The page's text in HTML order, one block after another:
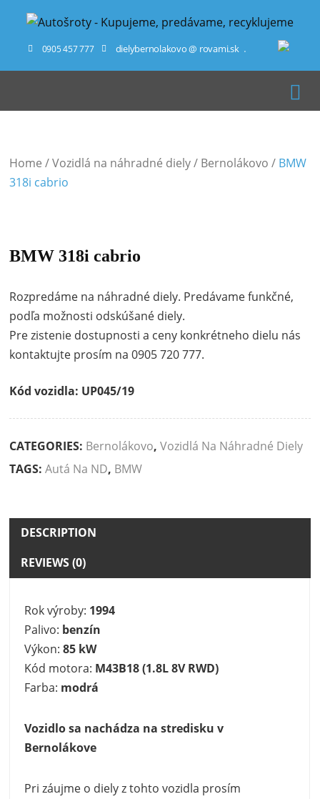
0905 457 777 dielybernolakovo @ rovami.sk
Home /Vozidlá na náhradné diely/ Bernolákovo / BMW
318i cabrio
BMW 318i cabrio
Rozpredáme na náhradné diely. Predávame funkčné,
podľa možnosti odskúšané diely.
Pre zistenie dostupnosti a ceny konkrétneho dielu nás
kontaktujte prosím na 0905 720 777.
Kód vozidla: UP045/19
CATEGORIES: Bernolákovo,Vozidlá Na Náhradné Diely
TAGS:Autá Na ND, BMW
DESCRIPTION
REVIEWS (0)
Description
Rok výroby: 1994
Palivo: benzín
Výkon:85 kW
Kód motora: M43B18 (1.8L 8V RWD)
Farba: modrá
Vozidlo sa nachádza na stredisku v
Bernolákove
Pri záujme o diely z tohto vozidla prosím